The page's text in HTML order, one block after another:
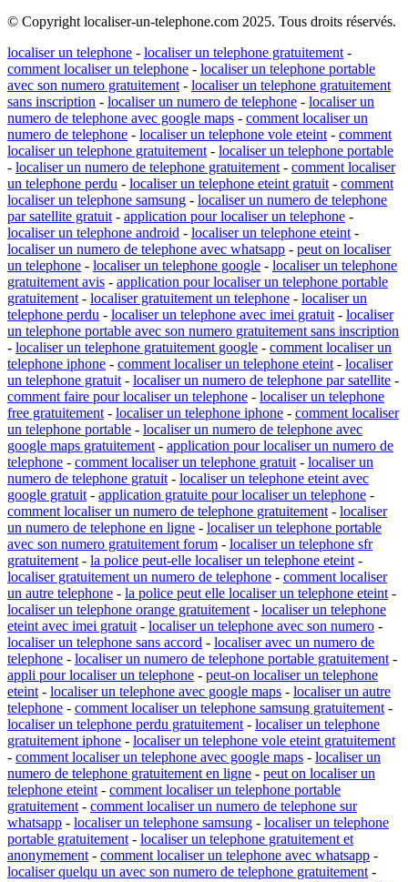
© Copyright localiser-un-telephone.com 2025. Tous droits réservés.
localiser un telephone - localiser un telephone gratuitement -
comment localiser un telephone - localiser un telephone portable
avec son numero gratuitement - localiser un telephone gratuitement
sans inscription - localiser un numero de telephone - localiser un
numero de telephone avec google maps - comment localiser un
numero de telephone - localiser un telephone vole eteint - comment
localiser un telephone gratuitement - localiser un telephone portable
- localiser un numero de telephone gratuitement - comment localiser
un telephone perdu - localiser un telephone eteint gratuit - comment
localiser un telephone samsung - localiser un numero de telephone
par satellite gratuit - application pour localiser un telephone -
localiser un telephone android - localiser un telephone eteint -
localiser un numero de telephone avec whatsapp - peut on localiser
un telephone - localiser un telephone google - localiser un telephone
gratuitement avis - application pour localiser un telephone portable
gratuitement - localiser gratuitement un telephone - localiser un
telephone perdu - localiser un telephone avec imei gratuit - localiser
un telephone portable avec son numero gratuitement sans inscription
- localiser un telephone gratuitement google - comment localiser un
telephone iphone - comment localiser un telephone eteint - localiser
un telephone gratuit - localiser un numero de telephone par satellite -
comment faire pour localiser un telephone - localiser un telephone
free gratuitement - localiser un telephone iphone - comment localiser
un telephone portable - localiser un numero de telephone avec
google maps gratuitement - application pour localiser un numero de
telephone - comment localiser un telephone gratuit - localiser un
numero de telephone gratuit - localiser un telephone eteint avec
google gratuit - application gratuite pour localiser un telephone -
comment localiser un numero de telephone gratuitement - localiser
un numero de telephone en ligne - localiser un telephone portable
avec son numero gratuitement forum - localiser un telephone sfr
gratuitement - la police peut-elle localiser un telephone eteint -
localiser gratuitement un numero de telephone - comment localiser
un autre telephone - la police peut elle localiser un telephone eteint -
localiser un telephone orange gratuitement - localiser un telephone
eteint avec imei gratuit - localiser un telephone avec son numero -
localiser un telephone sans accord - localiser avec un numero de
telephone - localiser un numero de telephone portable gratuitement -
appli pour localiser un telephone - peut-on localiser un telephone
eteint - localiser un telephone avec google maps - localiser un autre
telephone - comment localiser un telephone samsung gratuitement -
localiser un telephone perdu gratuitement - localiser un telephone
gratuitement iphone - localiser un telephone vole eteint gratuitement
- comment localiser un telephone avec google maps - localiser un
numero de telephone gratuitement en ligne - peut on localiser un
telephone eteint - comment localiser un telephone portable
gratuitement - comment localiser un numero de telephone sur
whatsapp - localiser un telephone samsung - localiser un telephone
portable gratuitement - localiser un telephone gratuitement et
anonymement - comment localiser un telephone avec whatsapp -
localiser quelqu un avec son numero de telephone gratuitement -